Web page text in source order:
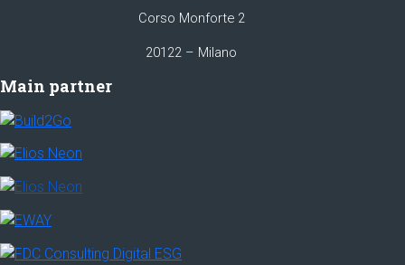
Corso Monforte 2
20122 – Milano
Main partner